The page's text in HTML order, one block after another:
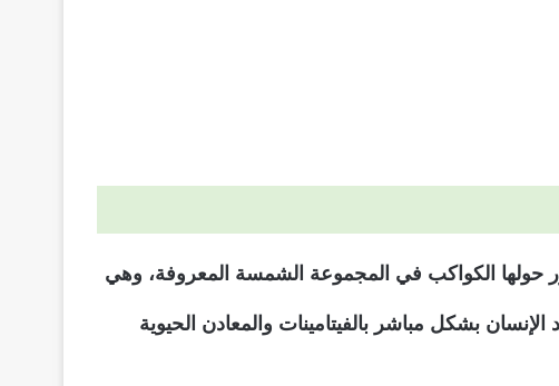
حولها الكواكب في المجموعة الشمسة المعروفة، وهي
بشكل مباشر بالفيتامينات والمعادن الحيوية